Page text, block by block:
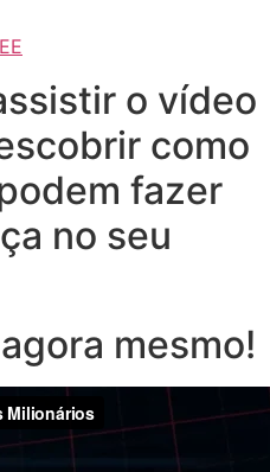
o vídeo
como
fazer
no seu
mesmo!